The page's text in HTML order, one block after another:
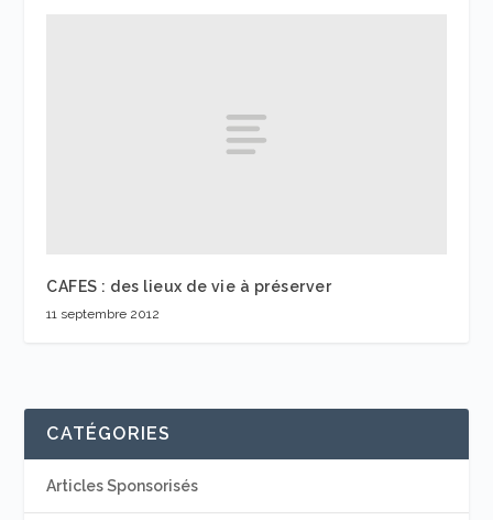
CAFES : des lieux de vie à préserver
11 septembre 2012
CATÉGORIES
Articles Sponsorisés